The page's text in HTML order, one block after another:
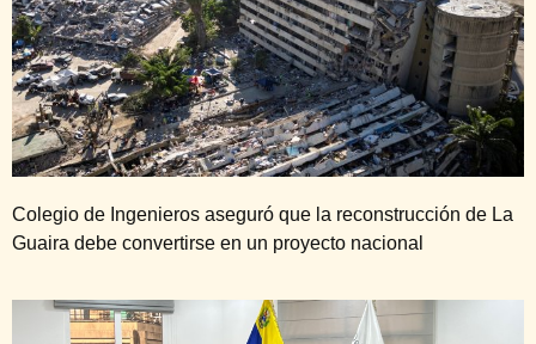
Colegio de Ingenieros aseguró que la reconstrucción de La
Guaira debe convertirse en un proyecto nacional